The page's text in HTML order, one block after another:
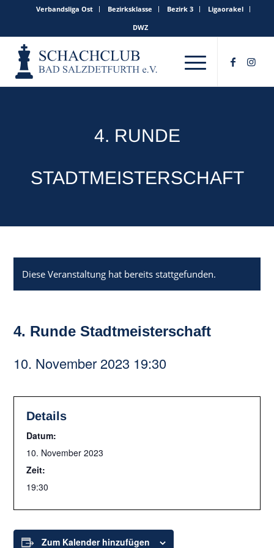
Verbandsliga Ost Bezirksklasse Bezirk 3
Ligaorakel
DWZ
4. RUNDE
STADTMEISTERSCHAFT
Diese Veranstaltung hat bereits stattgefunden.
4. Runde Stadtmeisterschaft
10. November 2023 19:30
Details
Datum:
10. November 2023
Zeit:
19:30
Zum Kalender hinzufügen